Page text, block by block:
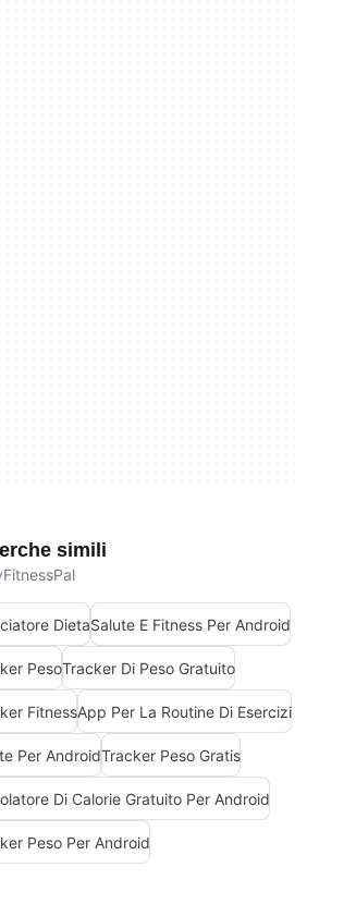
simili
DietaSalute E Fitness Per Android
PesoTracker Di Peso Gratuito
FitnessApp Per La Routine Di Esercizi
Per AndroidTracker Peso Gratis
Di Calorie Gratuito Per Android
Peso Per Android